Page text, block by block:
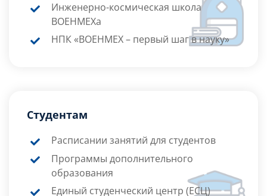
Инженерно-космическая школа
ВОЕНМЕХа
НПК «ВОЕНМЕХ – первый шаг в науку»
Студентам
Расписании занятий для студентов
Программы дополнительного
образования
Единый студенческий центр (ЕСЦ)